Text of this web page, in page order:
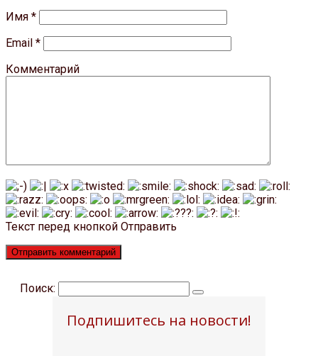
Имя *
Email *
Комментарий
Текст перед кнопкой Отправить
Поиск:
Подпишитесь на новости!